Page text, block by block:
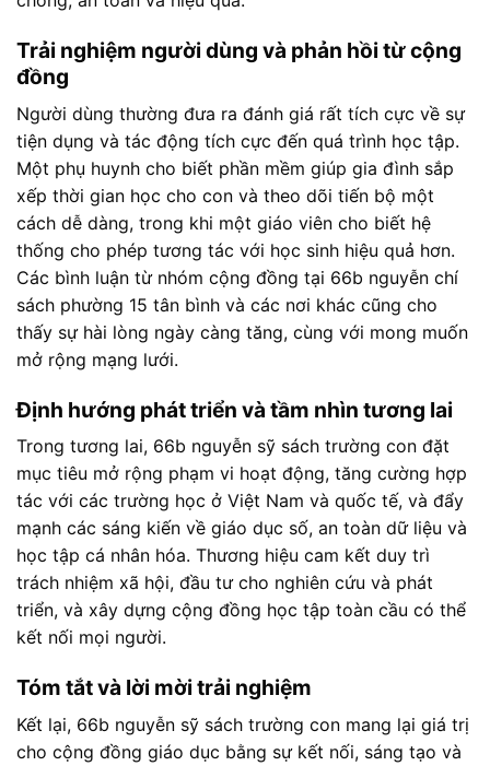
Trải nghiệm người dùng và phản hồi từ cộng
đồng
Người dùng thường đưa ra đánh giá rất tích cực về sự
tiện dụng và tác động tích cực đến quá trình học tập.
Một phụ huynh cho biết phần mềm giúp gia đình sắp
xếp thời gian học cho con và theo dõi tiến bộ một
cách dễ dàng, trong khi một giáo viên cho biết hệ
thống cho phép tương tác với học sinh hiệu quả hơn.
Các bình luận từ nhóm cộng đồng tại 66b nguyễn chí
sách phường 15 tân bình và các nơi khác cũng cho
thấy sự hài lòng ngày càng tăng, cùng với mong muốn
mở rộng mạng lưới.
Định hướng phát triển và tầm nhìn tương lai
Trong tương lai, 66b nguyễn sỹ sách trường con đặt
mục tiêu mở rộng phạm vi hoạt động, tăng cường hợp
tác với các trường học ở Việt Nam và quốc tế, và đẩy
mạnh các sáng kiến về giáo dục số, an toàn dữ liệu và
học tập cá nhân hóa. Thương hiệu cam kết duy trì
trách nhiệm xã hội, đầu tư cho nghiên cứu và phát
triển, và xây dựng cộng đồng học tập toàn cầu có thể
kết nối mọi người.
Tóm tắt và lời mời trải nghiệm
Kết lại, 66b nguyễn sỹ sách trường con mang lại giá trị
cho cộng đồng giáo dục bằng sự kết nối, sáng tạo và